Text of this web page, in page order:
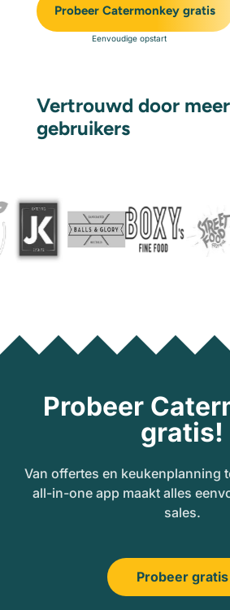
Probeer Catermonkey gratis
Eenvoudige opstart
Vertrouwd door
gebruikers
Probeer
gratis!
Van offertes en keukenplanning
all-in-one app maakt alles
sales.
Probeer gratis